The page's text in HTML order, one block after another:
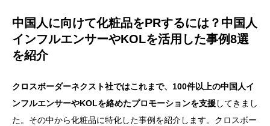
中国人に向けて化粧品をPRするには？中国人
インフルエンサーやKOLを活用した事例8選
を紹介
クロスボーダーネクスト社ではこれまで、100件以上の中国人イ
ンフルエンサーやKOLを絡めたプロモーションを支援してきまし
た。その中から化粧品に特化した事例を紹介します。クロスボー